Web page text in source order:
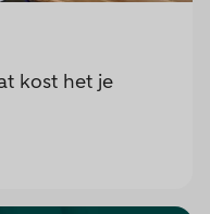
kost het je